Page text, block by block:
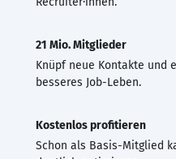
21 Mio. Mitglieder
Knüpf neue Kontakte und
besseres Job-Leben.
Kostenlos profitieren
Schon als Basis-Mitglied